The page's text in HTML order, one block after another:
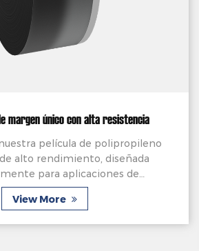
margen único con alta resistencia
película de polipropileno
alto rendimiento, diseñada
para aplicaciones de
película. Elaborado con precisión
de una película ...
View More